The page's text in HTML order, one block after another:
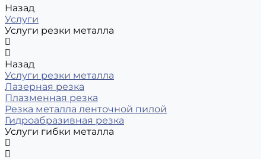
Назад
Услуги
Услуги резки металла
Назад
Услуги резки металла
Лазерная резка
Плазменная резка
Резка металла ленточной пилой
Гидроабразивная резка
Услуги гибки металла